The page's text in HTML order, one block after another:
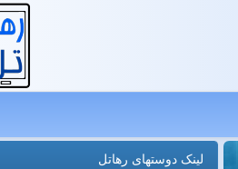
لینک دوستهای رهاتل